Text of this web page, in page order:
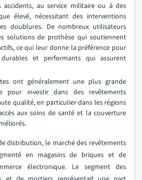
accidents, au service militaire ou à des
élevé, nécessitant des interventions
doublures. De nombreux utilisateurs
solutions de prothèse qui soutiennent
ce qui leur donne la préférence pour
et performants qui assurent
ont généralement une plus grande
pour investir dans des revêtements
qualité, en particulier dans les régions
aux soins de santé et la couverture
distribution, le marché des revêtements
en magasins de briques et de
électronique. Le segment des